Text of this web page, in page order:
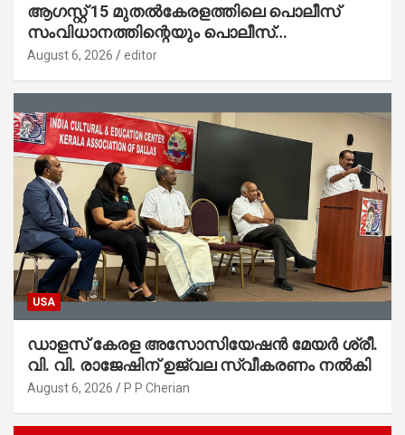
ആഗസ്റ്റ് 15 മുതല്‍കേരളത്തിലെ പൊലീസ്
സംവിധാനത്തിന്റെയും പൊലീസ്
സ്റ്റേഷനുകളുടെയും മുഖഛായ മാറുകയാണ് :
August 6, 2026 editor
USA
ഡാളസ് കേരള അസോസിയേഷൻ മേയർ ശ്രീ.
വി. വി. രാജേഷിന് ഉജ്വല സ്വീകരണം നൽകി
August 6, 2026 P P Cherian